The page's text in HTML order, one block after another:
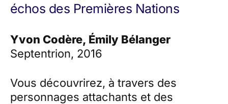
échos des Premières Nations
Yvon Codère, Émily Bélanger
Septentrion, 2016
Vous découvrirez, à travers des
personnages attachants et des